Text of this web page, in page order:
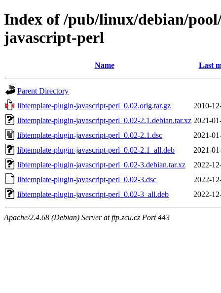
Index of /pub/linux/debian/
javascript-perl
Name Last
Parent Directory
libtemplate-plugin-javascript-perl_0.02.orig.tar.gz
2010-
libtemplate-plugin-javascript-perl_0.02-2.1.debian.tar.xz 2021-
libtemplate-plugin-javascript-perl_0.02-2.1.dsc
2021-
libtemplate-plugin-javascript-perl_0.02-2.1_all.deb
2021-
libtemplate-plugin-javascript-perl_0.02-3.debian.tar.xz
2022-
libtemplate-plugin-javascript-perl_0.02-3.dsc
2022-
libtemplate-plugin-javascript-perl_0.02-3_all.deb
2022-
Apache/2.4.68 (Debian) Server at ftp.zcu.cz Port 443